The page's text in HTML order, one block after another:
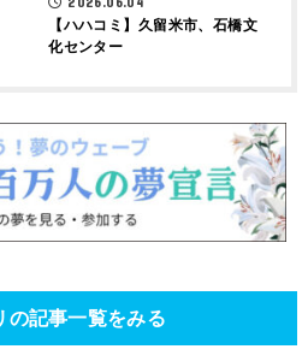
【ハハコミ】久留米市、石橋文
化センター
の記事一覧をみる